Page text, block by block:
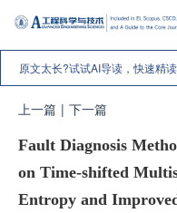
原文太长?试试AI导读，快速精
上一篇 | 下一篇
Fault Diagnosis
on Time-shifted
Entropy and